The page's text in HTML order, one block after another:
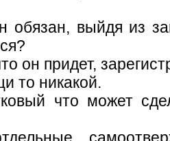
обязан, выйдя из
он придет,
то никакой.
что может